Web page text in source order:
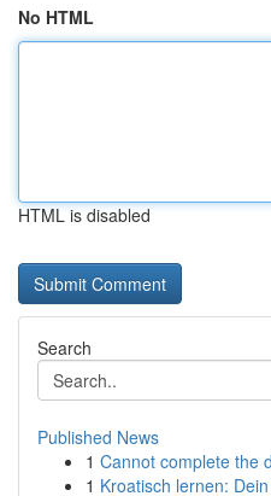
No HTML
HTML is disabled
Search
Published News
1 Cannot complete the
1 Kroatisch lernen: